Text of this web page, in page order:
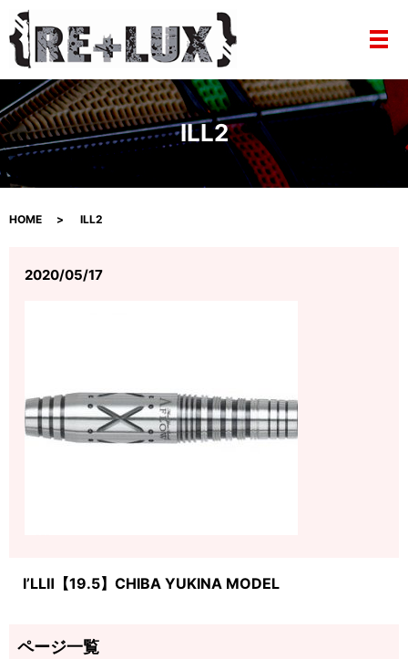
メ
ILL2
HOME ILL2
2020/05/17
I’LLⅡ【19.5】CHIBA YUKINA MODEL